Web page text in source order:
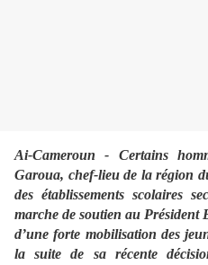
Ai-Cameroun - Certains
Garoua, chef-lieu de la région
des établissements scolaires
marche de soutien au Président
d’une forte mobilisation des
la suite de sa récente